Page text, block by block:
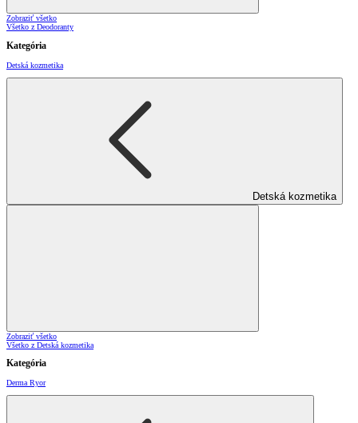
Zobraziť všetko
Všetko z Deodoranty
Kategória
Detská kozmetika
Detská kozmetika
Zobraziť všetko
Všetko z Detská kozmetika
Kategória
Derma Ryor